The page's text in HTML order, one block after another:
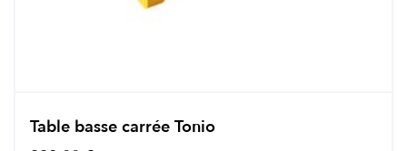
Table basse carrée Tonio